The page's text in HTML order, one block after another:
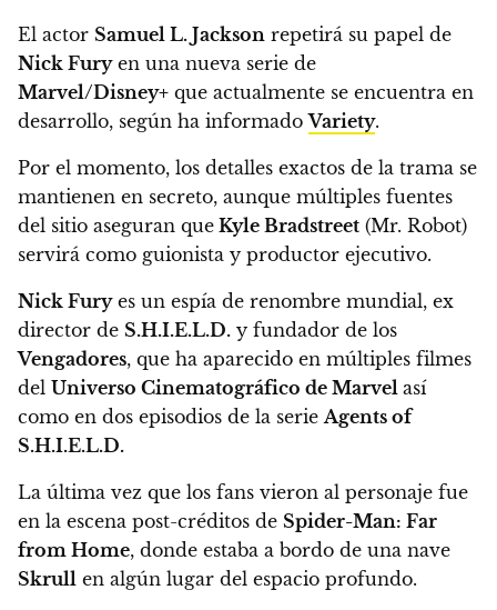
El actor Samuel L. Jackson repetirá su papel de
Nick Furyen una nueva serie de
Marvel/Disney+ que actualmente se encuentra en
desarrollo, según ha informadoVariety.
Por el momento, los detalles exactos de la trama se
mantienen en secreto, aunque múltiples fuentes
del sitio aseguran que Kyle Bradstreet (Mr. Robot)
servirá como guionista y productor ejecutivo.
Nick Furyes un espía de renombre mundial, ex
director de S.H.I.E.L.D. y fundador de los
Vengadores, que ha aparecido en múltiples filmes
del Universo Cinematográfico de Marvel así
como en dos episodios de la serie Agents of
S.H.I.E.L.D.
La última vez que los fans vieron al personaje fue
en la escena post-créditos de Spider-Man: Far
from Home, donde estaba a bordo de una nave
Skrull en algún lugar del espacio profundo.